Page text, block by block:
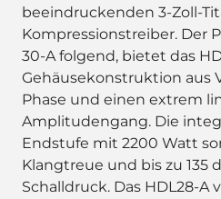
beeindruckenden 3-Zoll-
Kompressionstreiber. Der
30-A folgend, bietet das
Gehäusekonstruktion aus
Phase und einen extrem
Amplitudengang. Die
Endstufe mit 2200 Watt
Klangtreue und bis zu 135
Schalldruck. Das HDL28-A